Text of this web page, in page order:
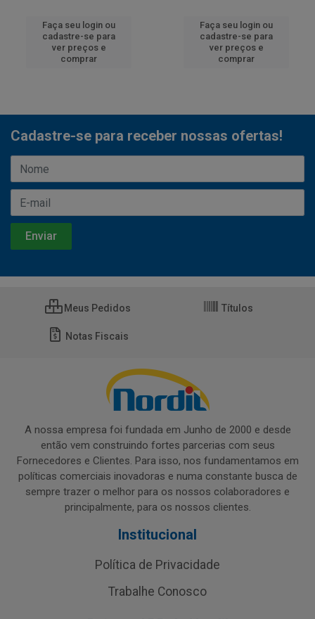
Faça seu login ou
cadastre-se para
ver preços e
comprar
Faça seu login ou
cadastre-se para
ver preços e
comprar
Cadastre-se para receber nossas ofertas!
Meus Pedidos Títulos
Notas Fiscais
A nossa empresa foi fundada em Junho de 2000 e desde
então vem construindo fortes parcerias com seus
Fornecedores e Clientes. Para isso, nos fundamentamos em
políticas comerciais inovadoras e numa constante busca de
sempre trazer o melhor para os nossos colaboradores e
principalmente, para os nossos clientes.
Institucional
Política de Privacidade
Trabalhe Conosco